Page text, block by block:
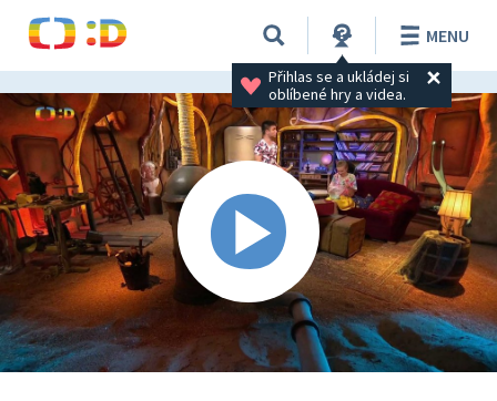
Přihlas se a ukládej si
oblíbené hry a videa.
MENU